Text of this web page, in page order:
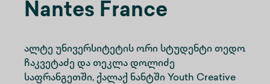
Nantes France
ალტე უნივერსიტეტის ორი სტუდენტი თედო
ჩაკვეტაძე და თეკლა დოლიძე
საფრანგეთში, ქალაქ ნანტში Youth Creative